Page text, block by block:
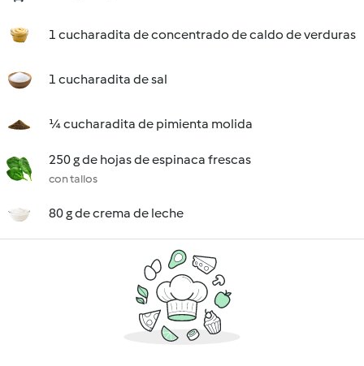
1 cucharadita de concentrado de caldo de verduras
1 cucharadita de sal
¼ cucharadita de pimienta molida
250 g de hojas de espinaca frescas
con tallos
80 g de crema de leche